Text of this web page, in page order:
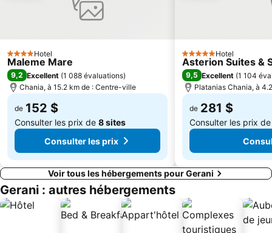
Κalathas
Stade National de La Canée
Quartier Archéologique de Kastelli
4 ÉtoilesHotel
Maleme Mare
9,2 Excellent (1 088 évaluations)
Chania, à 15.2 km de : Centre-ville
de 152 $
Consulter les prix de 8 sites
Consulter les prix
5 ÉtoilesHotel
Asterion Suites &
9,5 Excellent (1 104
Platanias Chania, à
de 281 $
Consulter les prix
Voir tous les hébergements pour Gerani
Gerani : autres hébergements